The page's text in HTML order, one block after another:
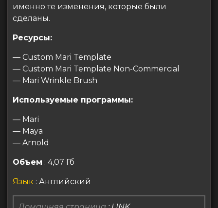
именно те изменения, которые были
сделаны.
Ресурсы:
— Custom Mari Template
— Custom Mari Template Non-Commercial
— Mari Wrinkle Brush
Используемые программы:
— Mari
— Maya
— Arnold
Объем : 4,07 Гб
Язык : Английский